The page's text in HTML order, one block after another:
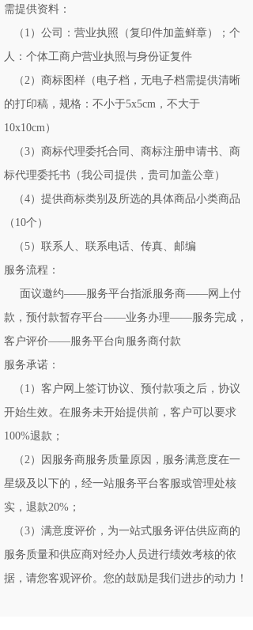
需提供资料：
（1）公司：营业执照（复印件加盖鲜章）；个
人：个体工商户营业执照与身份证复件
（2）商标图样（电子档，无电子档需提供清晰
的打印稿，规格：不小于5x5cm，不大于
10x10cm）
（3）商标代理委托合同、商标注册申请书、商
标代理委托书（我公司提供，贵司加盖公章）
（4）提供商标类别及所选的具体商品小类商品
（10个）
（5）联系人、联系电话、传真、邮编
服务流程：
面议邀约——服务平台指派服务商——网上付
款，预付款暂存平台——业务办理——服务完成，
客户评价——服务平台向服务商付款
服务承诺：
（1）客户网上签订协议、预付款项之后，协议
开始生效。在服务未开始提供前，客户可以要求
100%退款；
（2）因服务商服务质量原因，服务满意度在一
星级及以下的，经一站服务平台客服或管理处核
实，退款20%；
（3）满意度评价，为一站式服务评估供应商的
服务质量和供应商对经办人员进行绩效考核的依
据，请您客观评价。您的鼓励是我们进步的动力！